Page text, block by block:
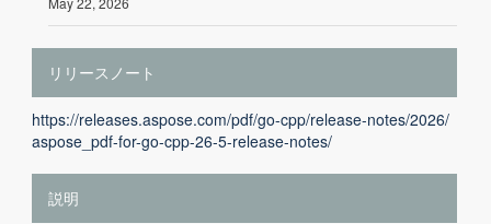
リリースノート
https://releases.aspose.com/pdf/go-cpp/release-notes/2026/
aspose_pdf-for-go-cpp-26-5-release-notes/
説明